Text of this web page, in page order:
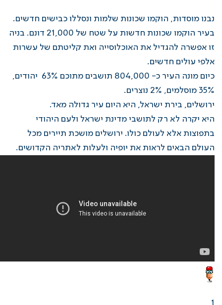
נבנו מוסדות, הוקמו שכונות שלמות ונסללו כבישים חדשים.
בעיר הוקמו שכונות חדשות על שטח של 21,000 דונם. בניה
זו אפשרה להגדיל את האוכלוסייה ואת קליטתם של עשרות
אלפי עולים חדשים.
כיום מונה העיר כ- 804,000 תושבים מתוכם 63% יהודים,
35% מוסלמים, 2% נוצרים.
ירושלים, בירת ישראל, היא היום עיר גדולה מאד.
היא יקרה לא רק לתושבי מדינת ישראל ולעם היהודי
בתפוצות אלא לעולם כולו. ירושלים מושכת תיירים מכל
העולם הבאים לראות את יופיה ולעלות לאתריה הקדושים.​
1